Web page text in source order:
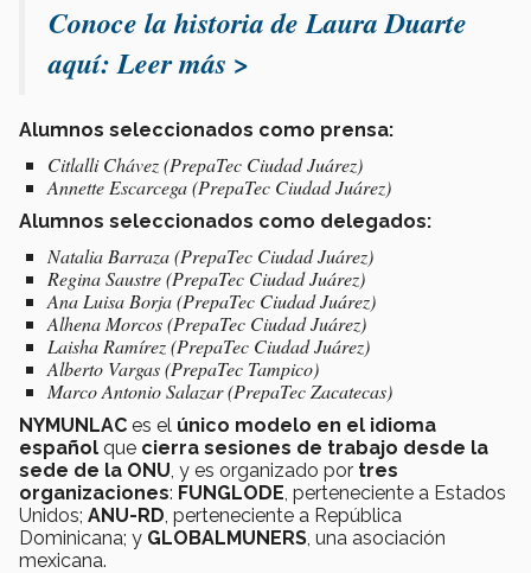
Conoce la historia de Laura Duarte
aquí: Leer más >
Alumnos seleccionados como prensa:
Citlalli Chávez (PrepaTec Ciudad Juárez)
Annette Escarcega (PrepaTec Ciudad Juárez)
Alumnos seleccionados como delegados:
Natalia Barraza (PrepaTec Ciudad Juárez)
Regina Saustre (PrepaTec Ciudad Juárez)
Ana Luisa Borja (PrepaTec Ciudad Juárez)
Alhena Morcos (PrepaTec Ciudad Juárez)
Laisha Ramírez (PrepaTec Ciudad Juárez)
Alberto Vargas (PrepaTec Tampico)
Marco Antonio Salazar (PrepaTec Zacatecas)
NYMUNLAC es el único modelo en el idioma
español que cierra sesiones de trabajo desde la
sede de la ONU , y es organizado por tres
organizaciones: FUNGLODE , perteneciente a Estados
Unidos; ANU-RD , perteneciente a República
Dominicana; y GLOBALMUNERS , una asociación
mexicana.